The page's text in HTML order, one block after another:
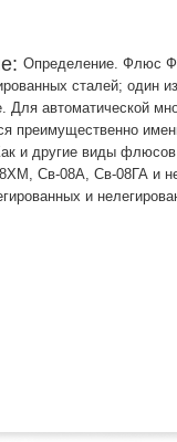
Определение. Флюс
сталей; один
Для автоматической
преимущественно
и другие виды
Св-08А, Св-08ГА и
и